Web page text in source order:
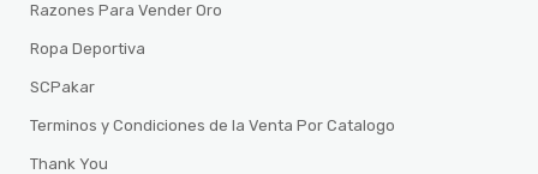
Razones Para Vender Oro
Ropa Deportiva
SCPakar
Terminos y Condiciones de la Venta Por Catalogo
Thank You